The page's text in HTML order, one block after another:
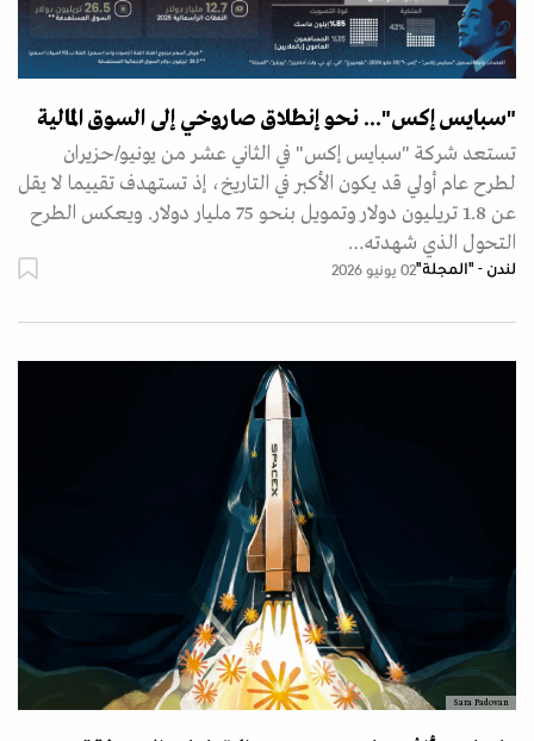
"سبايس إكس"... نحو إنطلاق صاروخي إلى السوق المالية
تستعد شركة "سبايس إكس" في الثاني عشر من يونيو/حزيران
لطرح عام أولي قد يكون الأكبر في التاريخ، إذ تستهدف تقييما لا يقل
عن 1.8 تريليون دولار وتمويل بنحو 75 مليار دولار. ويعكس الطرح
التحول الذي شهدته…
لندن - "المجلة"02 يونيو 2026
Sara Padovan